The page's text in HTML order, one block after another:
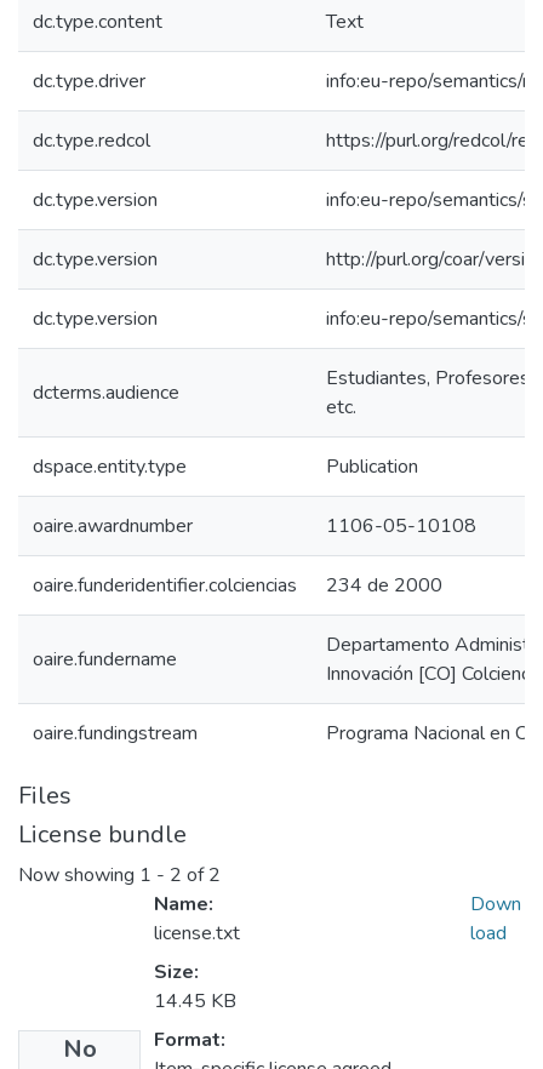
dc.type.content Text
dc.type.driver info:eu-repo/semantics/
dc.type.redcol https://purl.org/redcol/
dc.type.version info:eu-repo/semantics/
dc.type.version http://purl.org/coar/
dc.type.version info:eu-repo/semantics/
dcterms.audience
Estudiantes, Profesores,
etc.
dspace.entity.type Publication
oaire.awardnumber 1106-05-10108
oaire.funderidentifier.colciencias 234 de 2000
oaire.fundername
Departamento
Innovación [CO]
oaire.fundingstream Programa Nacional en
Files
License bundle
Now showing 1 - 2 of 2
No
Name:
license.txt
Size:
14.45 KB
Format:
Down
load